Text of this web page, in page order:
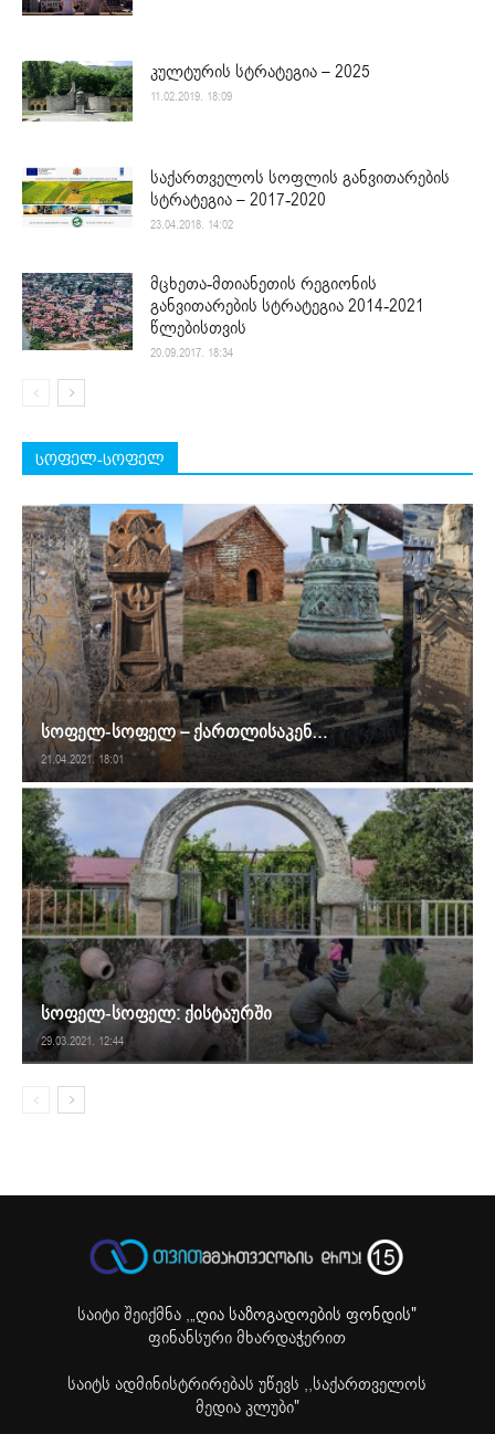
კულტურის სტრატეგია – 2025
11.02.2019. 18:09
საქართველოს სოფლის განვითარების
სტრატეგია – 2017-2020
23.04.2018. 14:02
მცხეთა-მთიანეთის რეგიონის
განვითარების სტრატეგია 2014-2021
წლებისთვის
20.09.2017. 18:34
სოფელ-სოფელ
სოფელ-სოფელ – ქართლისაკენ…
21.04.2021. 18:01
სოფელ-სოფელ: ქისტაურში
29.03.2021. 12:44
საიტი შეიქმნა ,„ღია საზოგადოების ფონდის"
ფინანსური მხარდაჭერით
საიტს ადმინისტრირებას უწევს ,,საქართველოს
მედია კლუბი"